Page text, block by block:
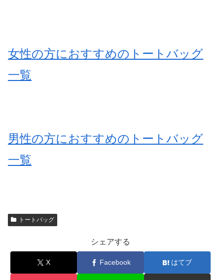
女性の方におすすめのトートバッグ
一覧
男性の方におすすめのトートバッグ
一覧
トートバッグ
シェアする
X Facebook はてブ